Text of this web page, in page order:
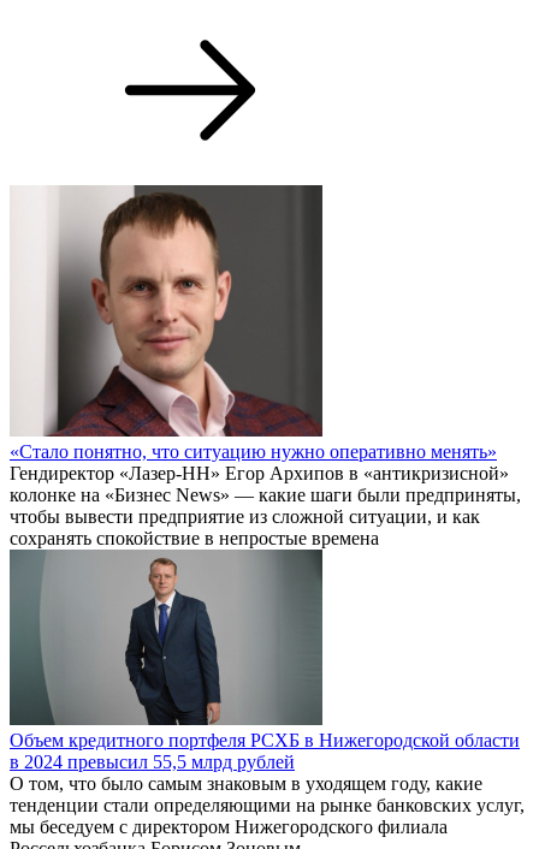
«Стало понятно, что ситуацию нужно оперативно менять»
Гендиректор «Лазер-НН» Егор Архипов в «антикризисной»
колонке на «Бизнес News» — какие шаги были предприняты,
чтобы вывести предприятие из сложной ситуации, и как
сохранять спокойствие в непростые времена
Объем кредитного портфеля РСХБ в Нижегородской области
в 2024 превысил 55,5 млрд рублей
О том, что было самым знаковым в уходящем году, какие
тенденции стали определяющими на рынке банковских услуг,
мы беседуем с директором Нижегородского филиала